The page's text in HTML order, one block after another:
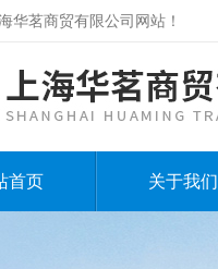
华茗商贸有限公司网站！
首页 关于我们